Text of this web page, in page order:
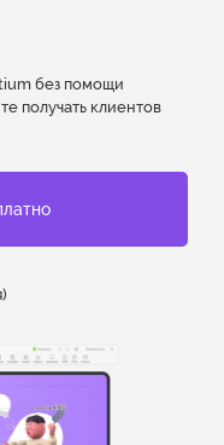
без помощи
получать клиентов